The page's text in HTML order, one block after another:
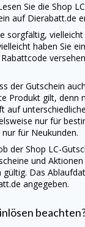
Sie die Shop LC
auf Dierabatt.de
sorgfältig,
haben Sie
der Gutschein
Produkt gilt, denn
auf
nur für
für Neukunden.
derShop LC-
und
Das
angegeben.